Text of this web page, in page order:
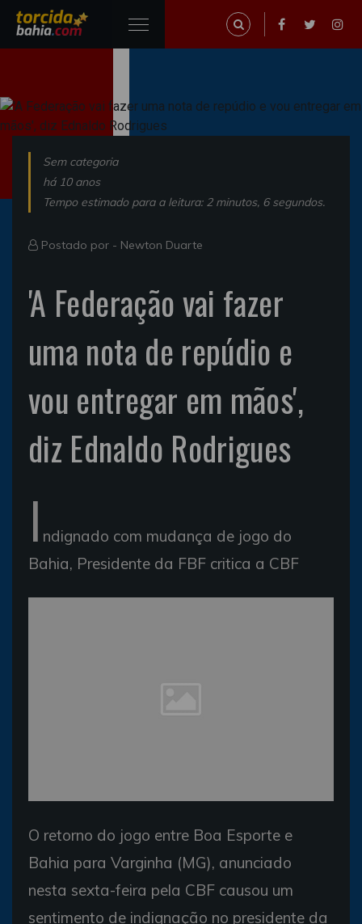
Sem categoria
há 10 anos
Tempo estimado para a leitura: 2 minutos, 6 segundos.
Postado por - Newton Duarte
'A Federação vai fazer
uma nota de repúdio e
vou entregar em mãos',
diz Ednaldo Rodrigues
I ndignado com mudança de jogo do
Bahia, Presidente da FBF critica a CBF
O retorno do jogo entre Boa Esporte e
Bahia para Varginha (MG), anunciado
nesta sexta-feira pela CBF causou um
sentimento de indignação no presidente da